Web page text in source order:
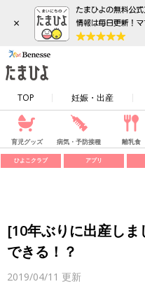
×
TOP 妊娠・出産
育児グッズ 病気・予防接種 離乳食
ひよこクラブ アプリ
[10年ぶりに出産し
できる！？
2019/04/11 更新